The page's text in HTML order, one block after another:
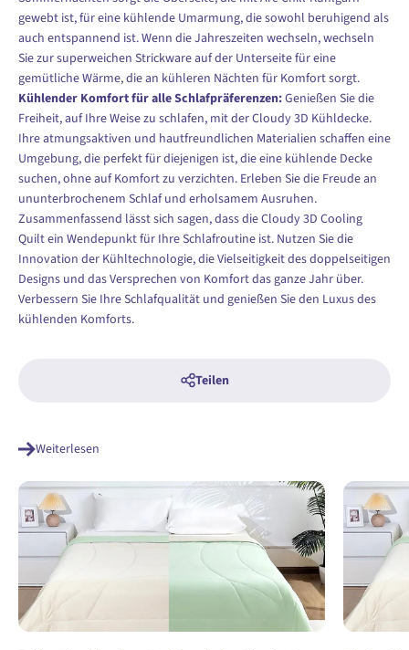
gewebt ist, für eine kühlende Umarmung, die sowohl beruhigend als
auch entspannend ist. Wenn die Jahreszeiten wechseln, wechseln
Sie zur superweichen Strickware auf der Unterseite für eine
gemütliche Wärme, die an kühleren Nächten für Komfort sorgt.
Kühlender Komfort für alle Schlafpräferenzen:Genießen Sie die
Freiheit, auf Ihre Weise zu schlafen, mit der Cloudy 3D Kühldecke.
Ihre atmungsaktiven und hautfreundlichen Materialien schaffen eine
Umgebung, die perfekt für diejenigen ist, die eine kühlende Decke
suchen, ohne auf Komfort zu verzichten. Erleben Sie die Freude an
ununterbrochenem Schlaf und erholsamem Ausruhen.
Zusammenfassend lässt sich sagen, dass die Cloudy 3D Cooling
Quilt ein Wendepunkt für Ihre Schlafroutine ist. Nutzen Sie die
Innovation der Kühltechnologie, die Vielseitigkeit des doppelseitigen
Designs und das Versprechen von Komfort das ganze Jahr über.
Verbessern Sie Ihre Schlafqualität und genießen Sie den Luxus des
kühlenden Komforts.
Teilen
Weiterlesen